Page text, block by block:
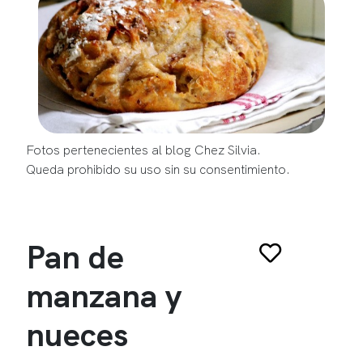
Fotos pertenecientes al blog Chez Silvia.
Queda prohibido su uso sin su consentimiento.
Pan de
manzana y
nueces